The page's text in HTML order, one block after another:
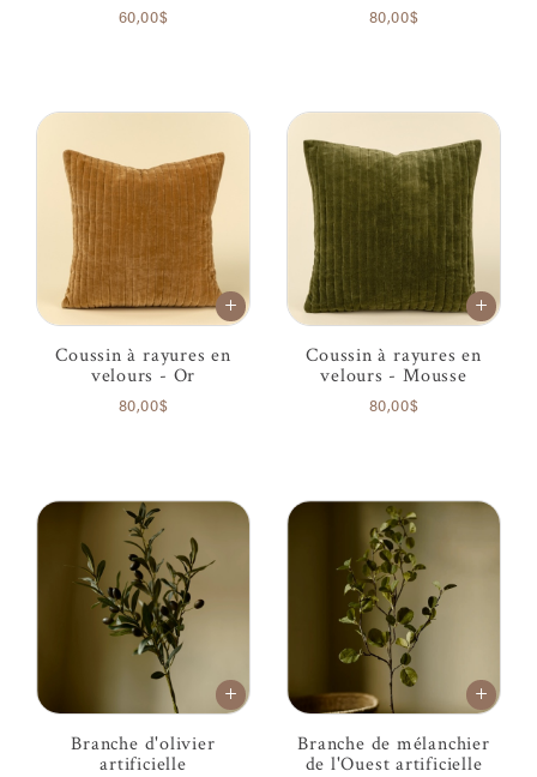
60,00$ 80,00$
Coussin à rayures en
velours - Or
80,00$
Coussin à rayures en
velours - Mousse
80,00$
Branche d'olivier
artificielle
Branche de mélanchier
de l'Ouest artificielle